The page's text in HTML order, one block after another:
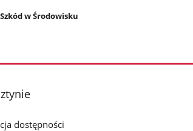
w Środowisku
dostępności